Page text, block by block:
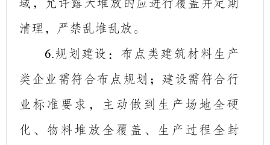
域，允许露天堆放的应进行覆盖并定期
清理，严禁乱堆乱放。
6.规划建设：布点类建筑材料生产
类企业需符合布点规划；建设需符合行
业标准要求，主动做到生产场地全硬
化、物料堆放全覆盖、生产过程全封